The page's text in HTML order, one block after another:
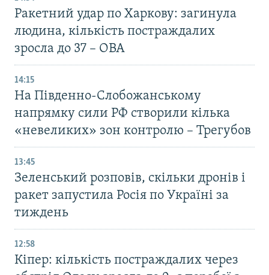
Ракетний удар по Харкову: загинула
людина, кількість постраждалих
зросла до 37 – ОВА
14:15
На Південно-Слобожанському
напрямку сили РФ створили кілька
«невеликих» зон контролю – Трегубов
13:45
Зеленський розповів, скільки дронів і
ракет запустила Росія по Україні за
тиждень
12:58
Кіпер: кількість постраждалих через